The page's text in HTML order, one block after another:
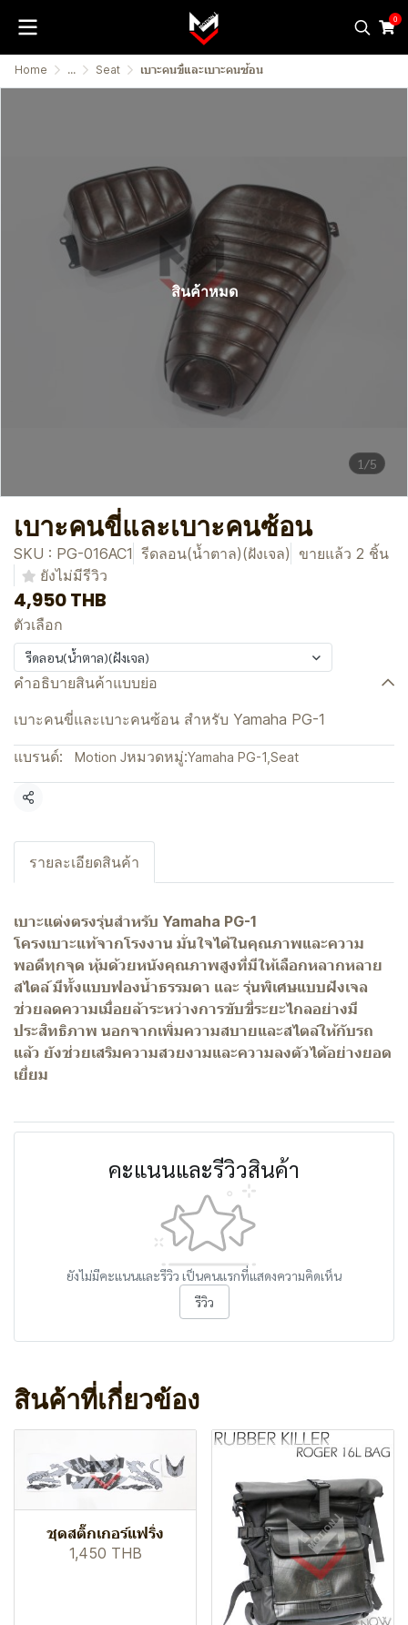
0
Home ... Seat เบาะคนขี่และเบาะคนซ้อน
1/5
สินค้าหมด
เบาะคนขี่และเบาะคนซ้อน
SKU : PG-016AC1 รีดลอน(น้ำตาล)(ฝังเจล) ขายแล้ว 2 ชิ้น
ยังไม่มีรีวิว
4,950 THB
ตัวเลือก
รีดลอน(น้ำตาล)(ฝังเจล)
คำอธิบายสินค้าแบบย่อ
เบาะคนขี่และเบาะคนซ้อน สำหรับ Yamaha PG-1
แบรนด์: Motion Jหมวดหมู่:Yamaha PG-1 Seat
แชร์
รายละเอียดสินค้า
เบาะแต่งตรงรุ่นสำหรับ Yamaha PG-1
โครงเบาะแท้จากโรงงาน มั่นใจได้ในคุณภาพและความ
พอดีทุกจุด หุ้มด้วยหนังคุณภาพสูงที่มีให้เลือกหลากหลาย
สไตล์ มีทั้งแบบฟองน้ำธรรมดา และ รุ่นพิเศษแบบฝังเจล
ช่วยลดความเมื่อยล้าระหว่างการขับขี่ระยะไกลอย่างมี
ประสิทธิภาพ นอกจากเพิ่มความสบายและสไตล์ให้กับรถ
แล้ว ยังช่วยเสริมความสวยงามและความลงตัวได้อย่างยอด
เยี่ยม
คะแนนและรีวิวสินค้า
ยังไม่มีคะแนนและรีวิว เป็นคนแรกที่แสดงความคิดเห็น
รีวิว
สินค้าที่เกี่ยวข้อง
ชุดสติ๊กเกอร์แฟริ่ง
1,450 THB